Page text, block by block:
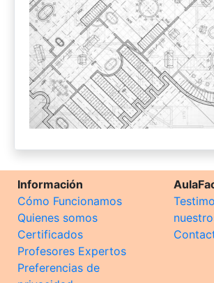
Información
Cómo Funcionamos
Quienes somos
Certificados
Profesores Expertos
Preferencias de